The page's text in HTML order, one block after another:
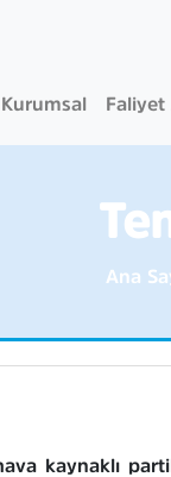
Kurumsal Faliyet
Ana
kaynaklı